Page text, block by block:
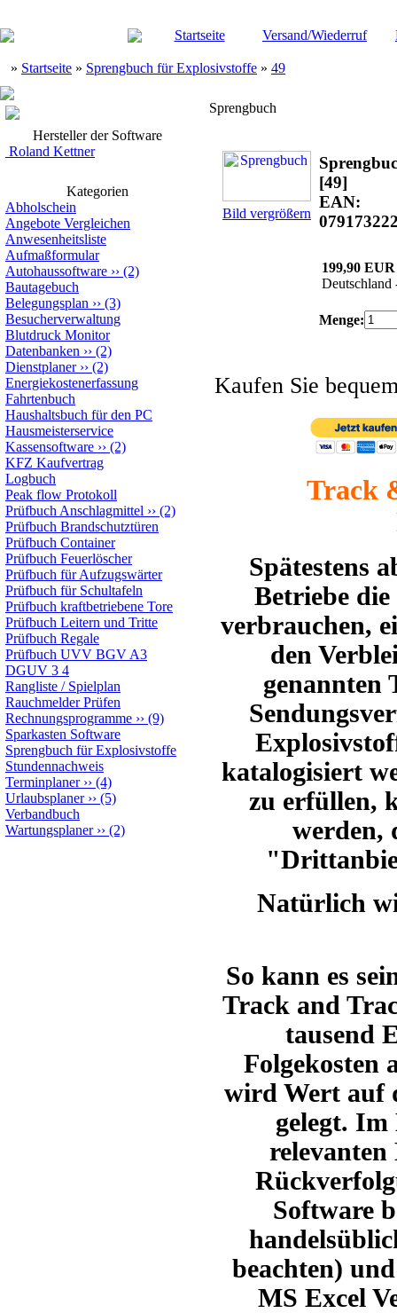
Startseite Versand/Wiederruf
» Startseite » Sprengbuch für Explosivstoffe » 49
Hersteller der Software
Roland Kettner
Kategorien
Abholschein
Angebote Vergleichen
Anwesenheitsliste
Aufmaßformular
Autohaussoftware ›› (2)
Bautagebuch
Belegungsplan ›› (3)
Besucherverwaltung
Blutdruck Monitor
Datenbanken ›› (2)
Dienstplaner›› (2)
Energiekostenerfassung
Fahrtenbuch
Haushaltsbuch für den PC
Hausmeisterservice
Kassensoftware ›› (2)
KFZ Kaufvertrag
Logbuch
Peak flow Protokoll
Prüfbuch Anschlagmittel ›› (2)
Prüfbuch Brandschutztüren
Prüfbuch Container
Prüfbuch Feuerlöscher
Prüfbuch für Aufzugswärter
Prüfbuch für Schultafeln
Prüfbuch kraftbetriebene Tore
Prüfbuch Leitern und Tritte
Prüfbuch Regale
Prüfbuch UVV BGV A3
DGUV 3 4
Rangliste / Spielplan
Rauchmelder Prüfen
Rechnungsprogramme ›› (9)
Sparkasten Software
Sprengbuch für Explosivstoffe
Stundennachweis
Terminplaner›› (4)
Urlaubsplaner›› (5)
Verbandbuch
Wartungsplaner›› (2)
Sprengbuch
Bild vergrößern
[49]
EAN:
199,90 EUR
Deutschland
Menge:
Kaufen Sie
Track
Spätestens
Betriebe
verbrauchen,
den
genannten
katalogisiert
zu erfüllen,
werden,
Natürlich
So kann es
Track and
tausend
Folgekosten
wird Wert auf
gelegt. Im
Software
beachten)
MS Excel